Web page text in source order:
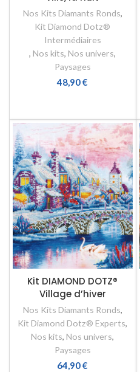
Nos Kits Diamants Ronds,
Kit Diamond Dotz®
Intermédiaires
, Nos kits, Nos univers,
Paysages
48,90€
Kit DIAMOND DOTZ®
Village d’hiver
Nos Kits Diamants Ronds,
Kit Diamond Dotz® Experts,
Nos kits, Nos univers,
Paysages
64,90€